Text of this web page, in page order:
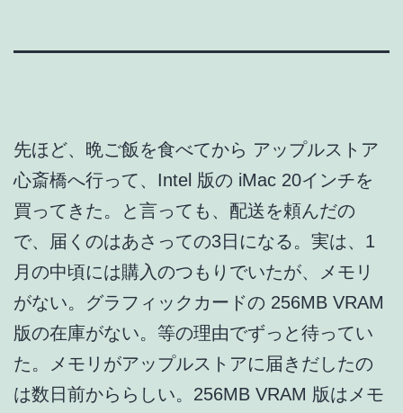
先ほど、晩ご飯を食べてから アップルストア
心斎橋へ行って、Intel 版の iMac 20インチを
買ってきた。と言っても、配送を頼んだの
で、届くのはあさっての3日になる。実は、1
月の中頃には購入のつもりでいたが、メモリ
がない。グラフィックカードの 256MB VRAM
版の在庫がない。等の理由でずっと待ってい
た。メモリがアップルストアに届きだしたの
は数日前かららしい。256MB VRAM 版はメモ